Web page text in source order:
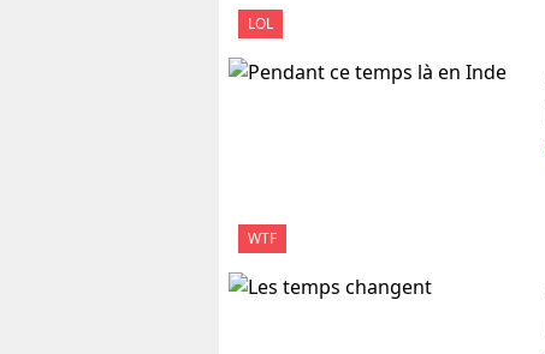
LOL
WTF